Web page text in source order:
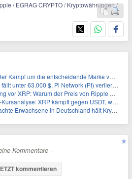
/ EGRAG CRYPTO / Kryptowährungen /
Kampf um die entscheidende Marke von $1,06
unter 63.000 $, Pi Network (PI) verliert an Schwung
XRP: Warum der Preis von Ripple um 23% fallen könnte
XRP kämpft gegen USDT, während das BTC-Paar ein düsteres Bild zeichnet
Erwachsene in Deutschland hält Kryptowährungen
Kommentare -
kommentieren